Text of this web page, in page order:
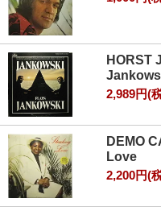
HORST
2,989円(
DEMO
Love
2,200円(